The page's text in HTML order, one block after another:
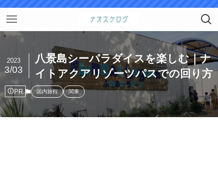
八景島シーパラダイスを楽しむ｜ナ
イトアクアリゾーツパスでの回り方
2023
3/03
PR 国内旅行 関東